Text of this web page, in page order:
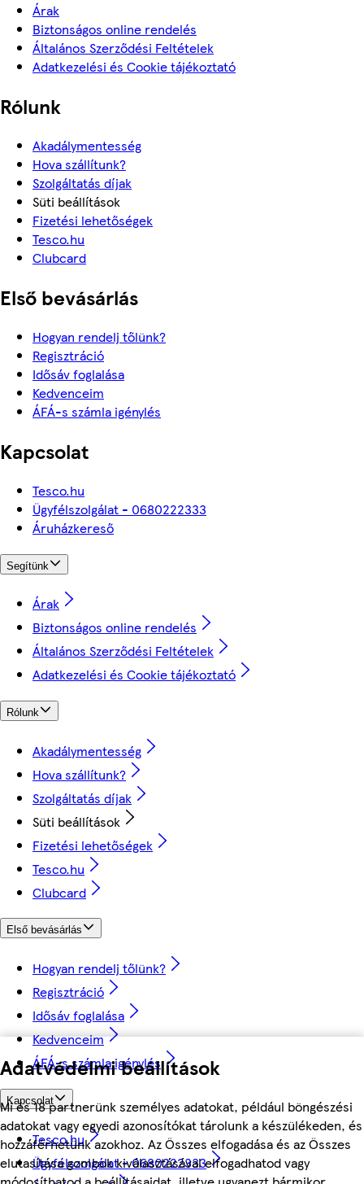
Adatvédelmi beállítások
Mi és 18 partnerünk személyes adatokat, például böngészési
adatokat vagy egyedi azonosítókat tárolunk a készülékeden, és
hozzáférhetünk azokhoz. Az Összes elfogadása és az Összes
elutasítása gombok kiválasztásával elfogadhatod vagy
Árak
Biztonságos online rendelés
Általános Szerződési Feltételek
Adatkezelési és Cookie tájékoztató
Rólunk
Akadálymentesség
Hova szállítunk?
Szolgáltatás díjak
Süti beállítások
Fizetési lehetőségek
Tesco.hu
Clubcard
Első bevásárlás
Hogyan rendelj tőlünk?
Regisztráció
Idősáv foglalása
Kedvenceim
ÁFÁ-s számla igénylés
Kapcsolat
Tesco.hu
Ügyfélszolgálat - 0680222333
Áruházkereső
Segítünk
Árak
Biztonságos online rendelés
Általános Szerződési Feltételek
Adatkezelési és Cookie tájékoztató
Rólunk
Akadálymentesség
Hova szállítunk?
Szolgáltatás díjak
Süti beállítások
Fizetési lehetőségek
Tesco.hu
Clubcard
Első bevásárlás
Hogyan rendelj tőlünk?
Regisztráció
Idősáv foglalása
Kedvenceim
ÁFÁ-s számla igénylés
Kapcsolat
Tesco.hu
Ügyfélszolgálat - 0680222333